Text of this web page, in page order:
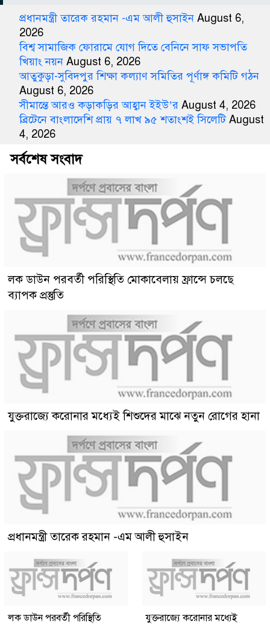
প্রধানমন্ত্রী তারেক রহমান -এম আলী হুসাইন August 6,
2026
বিশ্ব সামাজিক ফোরামে যোগ দিতে বেনিনে সাফ সভাপতি
খিয়াং নয়ন August 6, 2026
আতুকুড়া-সুবিদপুর শিক্ষা কল্যাণ সমিতির পূর্ণাঙ্গ কমিটি গঠন
August 6, 2026
সীমান্তে আরও কড়াকড়ির আহ্বান ইইউ’র August 4, 2026
ব্রিটেনে বাংলাদেশি প্রায় ৭ লাখ ৯৫ শতাংশই সিলেটি August
4, 2026
সর্বশেষ সংবাদ
লক ডাউন পরবর্তী পরিস্থিতি মোকাবেলায় ফ্রান্সে চলছে
ব্যাপক প্রস্তুতি
যুক্তরাজ্যে করোনার মধ্যেই শিশুদের মাঝে নতুন রোগের হানা
প্রধানমন্ত্রী তারেক রহমান -এম আলী হুসাইন
লক ডাউন পরবর্তী পরিস্থিতি
যুক্তরাজ্যে করোনার মধ্যেই